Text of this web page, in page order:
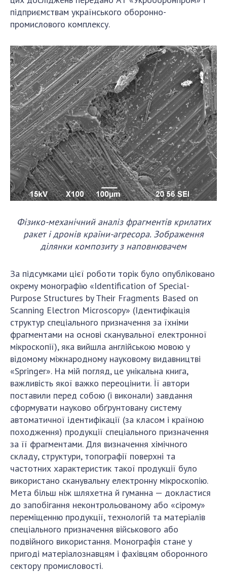
підприємствам українського оборонно-
промислового комплексу.
Фізико-механічний аналіз фрагментів крилатих
ракет і дронів країни-агресора. Зображення
ділянки композиту з наповнювачем
За підсумками цієї роботи торік було опубліковано
окрему монографію «Identification of Special-
Purpose Structures by Their Fragments Based on
Scanning Electron Microscopy» (Ідентифікація
структур спеціального призначення за їхніми
фрагментами на основі сканувальної електронної
мікроскопії), яка вийшла англійською мовою у
відомому міжнародному науковому видавництві
«Springer». На мій погляд, це унікальна книга,
важливість якої важко переоцінити. Її автори
поставили перед собою (і виконали) завдання
сформувати науково обґрунтовану систему
автоматичної ідентифікації (за класом і країною
походження) продукції спеціального призначення
за її фрагментами. Для визначення хімічного
складу, структури, топографії поверхні та
частотних характеристик такої продукції було
використано сканувальну електронну мікроскопію.
Мета більш ніж шляхетна й гуманна — докластися
до запобігання неконтрольованому або «сірому»
переміщенню продукції, технологій та матеріалів
спеціального призначення військового або
подвійного використання. Монографія стане у
пригоді матеріалознавцям і фахівцям оборонного
сектору промисловості.